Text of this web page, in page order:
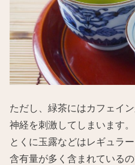
ただし、緑茶にはカフェイ
神経を刺激してしまいます。
とくに玉露などはレギュラ
含有量が多く含まれている